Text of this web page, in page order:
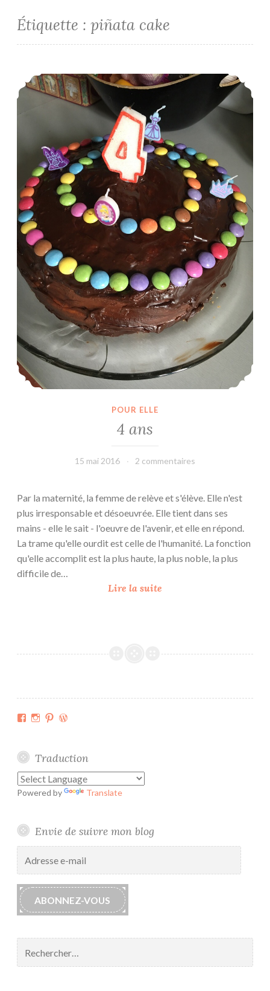
Étiquette : piñata cake
4 ans
POUR ELLE
4 ans
15 mai 2016 leffetmain
2 commentaires
Par la maternité, la femme de relève et s'élève. Elle n'est
plus irresponsable et désoeuvrée. Elle tient dans ses
mains - elle le sait - l'oeuvre de l'avenir, et elle en répond.
La trame qu'elle ourdit est celle de l'humanité. La fonction
qu'elle accomplit est la plus haute, la plus noble, la plus
difficile de…
Lire la suite
Facebook
Instagram
Pinterest
Traduction
Powered by Translate
Envie de suivre mon blog
ABONNEZ-VOUS